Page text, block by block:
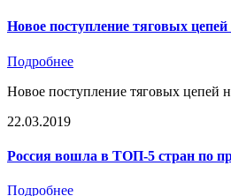
Новое поступление тяговых
Подробнее
Новое поступление тяговых цепей
22.03.2019
Россия вошла в ТОП-5 стран по
Подробнее